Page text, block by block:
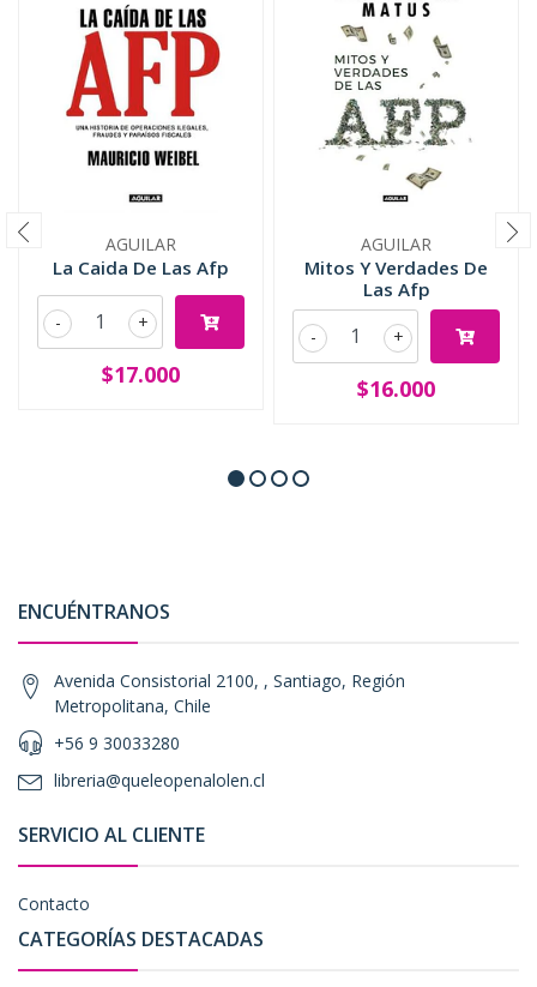
AGUILAR
La Caida De Las Afp
+
-
$17.000
AGUILAR
Mitos Y Verdades De
Las Afp
+
-
$16.000
ENCUÉNTRANOS
Avenida Consistorial 2100, , Santiago, Región
Metropolitana, Chile
+56 9 30033280
libreria@queleopenalolen.cl
SERVICIO AL CLIENTE
Contacto
CATEGORÍAS DESTACADAS